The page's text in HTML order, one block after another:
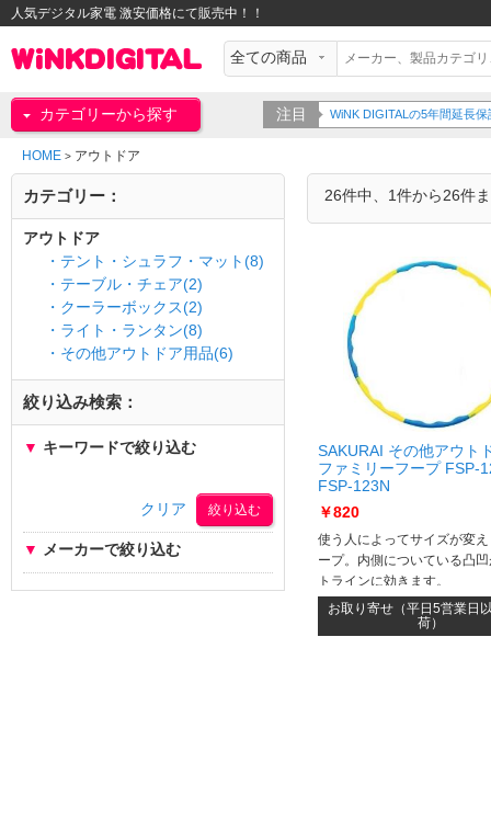
人気デジタル家電 激安価格にて販売中！！
カテゴリーから探す 注目 WiNK DIGITALの5年間延長
HOME > アウトドア
26件中、1件から26件
SAKURAI その他アウト
ファミリーフープ FSP-
FSP-123N
￥820
使う人によってサイズが変
ープ。内側についている凸
トラインに効きます。
お取り寄せ（平日5営業日
荷）
カテゴリー：
アウトドア
・テント・シュラフ・マット(8)
・テーブル・チェア(2)
・クーラーボックス(2)
・ライト・ランタン(8)
・その他アウトドア用品(6)
絞り込み検索：
▼ キーワードで絞り込む
クリア
▼ メーカーで絞り込む